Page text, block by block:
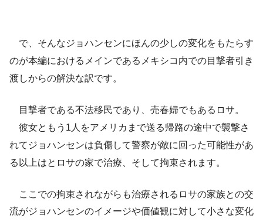
で、そんなジョハンセンにほんの少しの変化をもたらす
のが本編におけるメインであるメキシコ内での目撃者引き
渡しからの解決な訳です。
目撃者である不法移民であり、売春婦でもあるロサ。
彼女ともう1人をアメリカまで送る帰路の途中で襲撃さ
れてジョハンセンは負傷して警察が敵に回った可能性があ
る以上はとロサの家で治療、そして拘束されます。
ここでの拘束されながらも治療されるロサの家族との交
流がジョハンセンのイメージや価値観に対して小さな変化